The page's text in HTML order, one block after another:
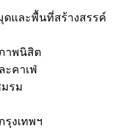
ดและพื้นที่สร้างสรรค์
าพนิสิต
ะคาเฟ่
รม
งเทพฯ